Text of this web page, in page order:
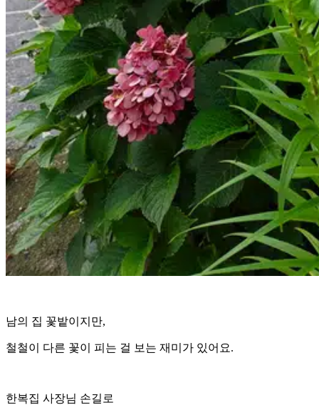
남의 집 꽃밭이지만,
철철이 다른 꽃이 피는 걸 보는 재미가 있어요.
한복집 사장님 손길로